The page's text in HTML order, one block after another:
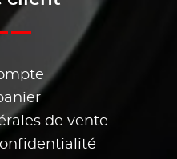
de vente